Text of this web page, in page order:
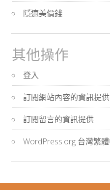
隱適美價錢
其他操作
登入
訂閱網站內容的資訊提供
訂閱留言的資訊提供
WordPress.org 台灣繁